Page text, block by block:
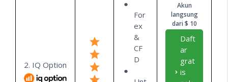
2. IQ Option
For
ex
&
CF
D
Akun
langsung
dari $ 10
Daft
ar
grat
is